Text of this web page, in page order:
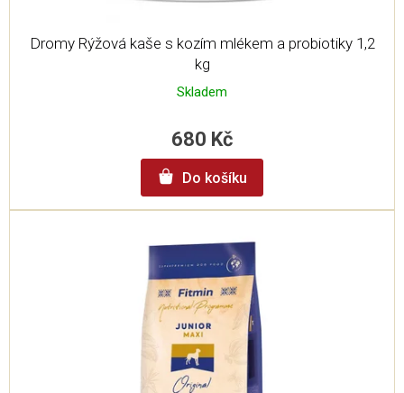
Dromy Rýžová kaše s kozím mlékem a probiotiky 1,2
kg
Skladem
680 Kč
Do košíku